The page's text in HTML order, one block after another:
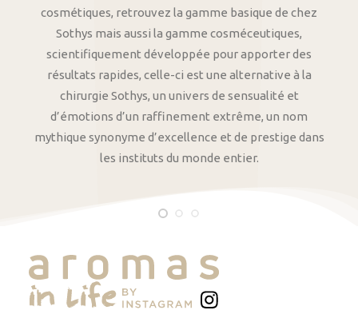
cosmétiques, retrouvez la gamme basique de chez
Sothys mais aussi la gamme cosméceutiques,
scientifiquement développée pour apporter des
résultats rapides, celle-ci est une alternative à la
chirurgie Sothys, un univers de sensualité et
d’émotions d’un raffinement extrême, un nom
mythique synonyme d’excellence et de prestige dans
les instituts du monde entier.